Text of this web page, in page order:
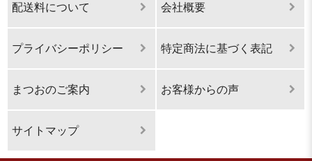
配送料について 会社概要
プライバシーポリシー 特定商法に基づく表記
まつおのご案内 お客様からの声
サイトマップ